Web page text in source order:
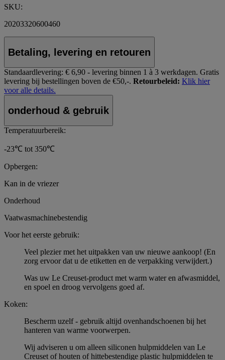
SKU:
20203320600460
Betaling, levering en retouren
Standaardlevering: € 6,90 - levering binnen 1 à 3 werkdagen. Gratis
levering bij bestellingen boven de €50,-. Retourbeleid: Klik hier
voor alle details.
onderhoud & gebruik
Temperatuurbereik:
-23℃ tot 350℃
Opbergen:
Kan in de vriezer
Onderhoud
Vaatwasmachinebestendig
Voor het eerste gebruik:
Veel plezier met het uitpakken van uw nieuwe aankoop! (En
zorg ervoor dat u de etiketten en de verpakking verwijdert.)
Was uw Le Creuset-product met warm water en afwasmiddel,
en spoel en droog vervolgens goed af.
Koken:
Bescherm uzelf - gebruik altijd ovenhandschoenen bij het
hanteren van warme voorwerpen.
Wij adviseren u om alleen siliconen hulpmiddelen van Le
Creuset of houten of hittebestendige plastic hulpmiddelen te